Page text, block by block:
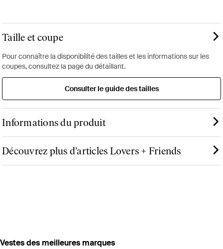
Taille et coupe
Pour connaître la disponibilité des tailles et les informations sur les
coupes, consultez la page du détaillant.
Consulter le guide des tailles
Informations du produit
Découvrez plus d’articles Lovers + Friends
‪Vestes‬ des meilleures marques